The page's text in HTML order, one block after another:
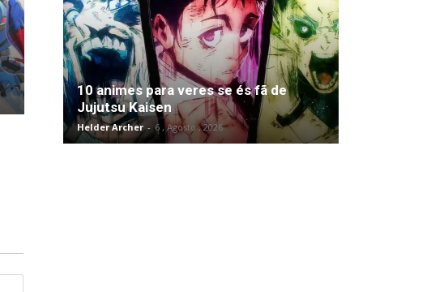
10 animes para veres se és fã de
Jujutsu Kaisen
Helder Archer - 6 , Agosto , 2026